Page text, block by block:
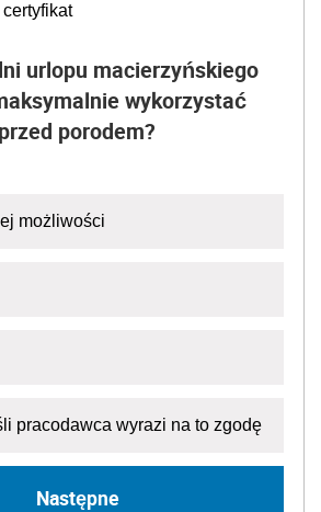
urlopu macierzyńskiego
wykorzystać
porodem?
możliwości
pracodawca wyrazi na to zgodę
Następne